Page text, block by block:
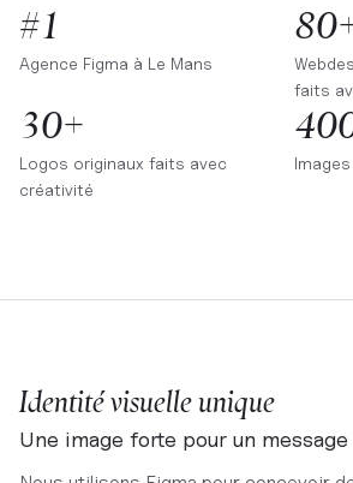
#1
Agence Figma à Le Mans
faits
30+
Logos originaux faits avec
créativité
Identité visuelle unique
Une image forte pour un